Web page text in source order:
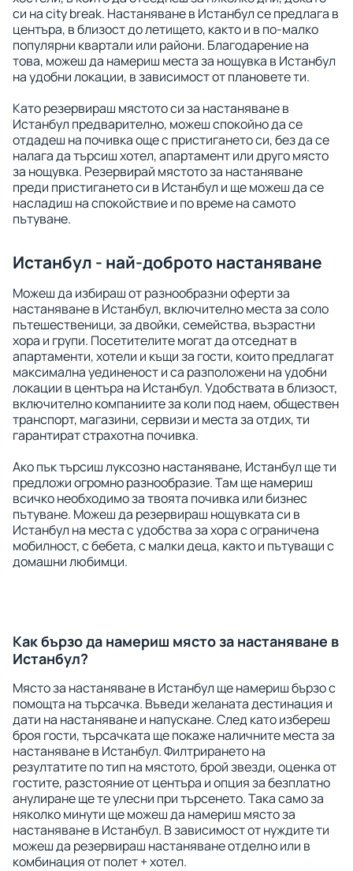
си на city break. Настаняване в Истанбул се предлага в
центъра, в близост до летището, както и в по-малко
популярни квартали или райони. Благодарение на
това, можеш да намериш места за нощувка в Истанбул
на удобни локации, в зависимост от плановете ти.
Като резервираш мястото си за настаняване в
Истанбул предварително, можеш спокойно да се
отдадеш на почивка още с пристигането си, без да се
налага да търсиш хотел, апартамент или друго място
за нощувка. Резервирай мястото за настаняване
преди пристигането си в Истанбул и ще можеш да се
насладиш на спокойствие и по време на самото
пътуване.
Истанбул - най-доброто настаняване
Можеш да избираш от разнообразни оферти за
настаняване в Истанбул, включително места за соло
пътешественици, за двойки, семейства, възрастни
хора и групи. Посетителите могат да отседнат в
апартаменти, хотели и къщи за гости, които предлагат
максимална уединеност и са разположени на удобни
локации в центъра на Истанбул. Удобствата в близост,
включително компаниите за коли под наем, обществен
транспорт, магазини, сервизи и места за отдих, ти
гарантират страхотна почивка.
Ако пък търсиш луксозно настаняване, Истанбул ще ти
предложи огромно разнообразие. Там ще намериш
всичко необходимо за твоята почивка или бизнес
пътуване. Можеш да резервираш нощувката си в
Истанбул на места с удобства за хора с ограничена
мобилност, с бебета, с малки деца, както и пътуващи с
домашни любимци.
Как бързо да намериш място за настаняване в
Истанбул?
Място за настаняване в Истанбул ще намериш бързо с
помощта на търсачка. Въведи желаната дестинация и
дати на настаняване и напускане. След като избереш
броя гости, търсачката ще покаже наличните места за
настаняване в Истанбул. Филтрирането на
резултатите по тип на мястото, брой звезди, оценка от
гостите, разстояние от центъра и опция за безплатно
анулиране ще те улесни при търсенето. Така само за
няколко минути ще можеш да намериш място за
настаняване в Истанбул. В зависимост от нуждите ти
можеш да резервираш настаняване отделно или в
комбинация от полет + хотел.